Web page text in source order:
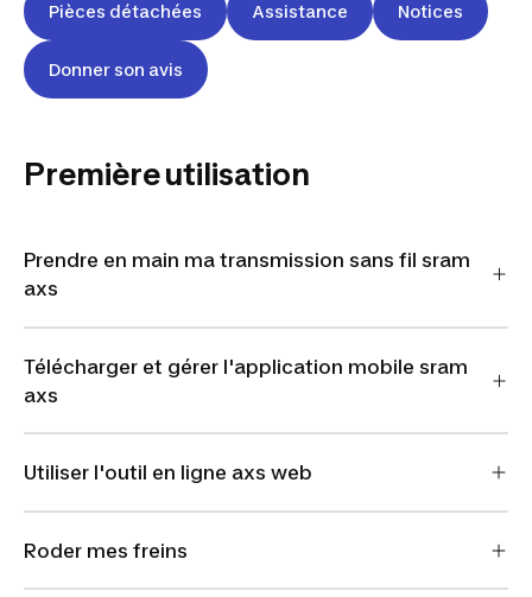
Pièces détachées Assistance Notices
Donner son avis
Première utilisation
Prendre en main ma transmission sans fil sram
axs
Télécharger et gérer l'application mobile sram
axs
Utiliser l'outil en ligne axs web
Roder mes freins